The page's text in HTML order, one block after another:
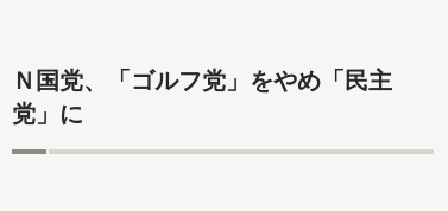
Ｎ国党、「ゴルフ党」をやめ「民主
党」に